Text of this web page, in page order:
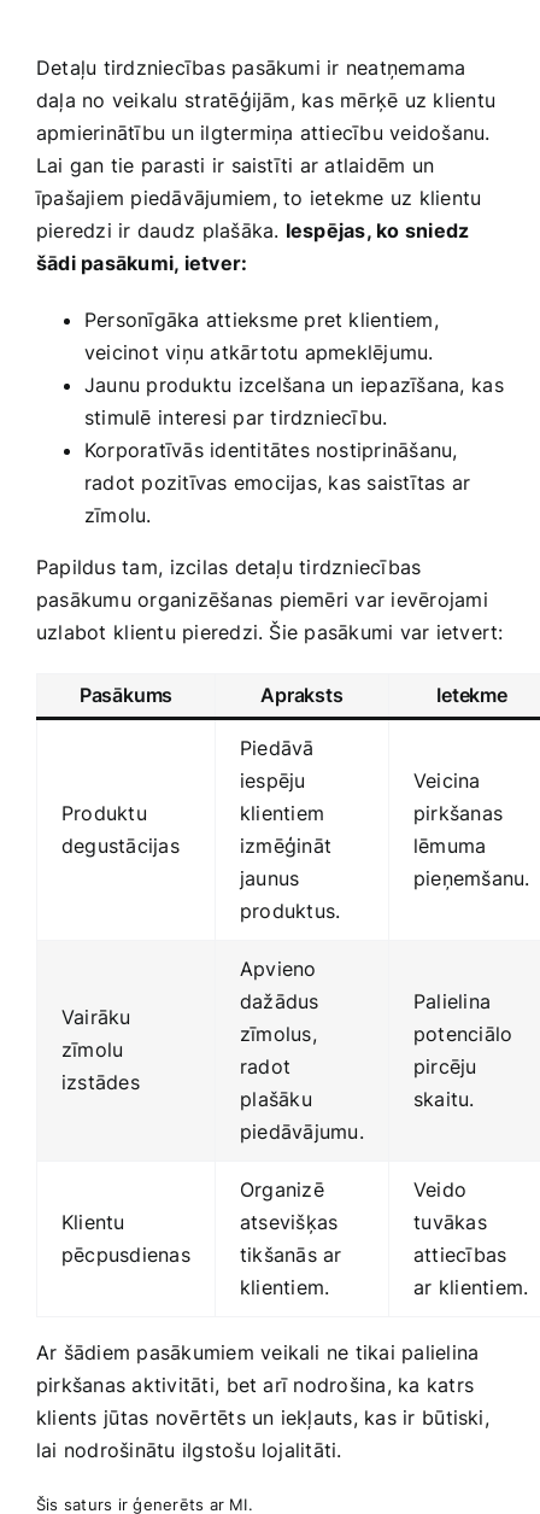
Detaļu tirdzniecības pasākumi‍ ir neatņemama
daļa no veikalu ⁤stratēģijām,‍ kas mērķē ‌uz klientu
apmierinātību un ilgtermiņa attiecību‌ veidošanu.
Lai gan tie​ parasti ir saistīti ar atlaidēm⁤ un
īpašajiem piedāvājumiem,⁤ to ietekme uz klientu⁢
pieredzi ir ‌daudz⁣ plašāka. Iespējas, ko sniedz
šādi pasākumi, ietver:
Personīgāka attieksme pret klientiem,
veicinot viņu atkārtotu apmeklējumu.
Jaunu​ produktu izcelšana⁣ un iepazīšana, ⁤kas
stimulē ⁣interesi par tirdzniecību.
Korporatīvās ‌identitātes nostiprināšanu,
radot pozitīvas emocijas,⁣ kas saistītas ​ar
zīmolu.
Papildus tam, ⁤izcilas ‌detaļu​ tirdzniecības
pasākumu organizēšanas piemēri var ievērojami
uzlabot⁣ klientu pieredzi. Šie pasākumi ​var ietvert:
Pasākums Apraksts Ietekme
Produktu
degustācijas
Piedāvā
iespēju
klientiem
izmēģināt
jaunus
produktus.
Veicina
pirkšanas
lēmuma
pieņemšanu.
Vairāku
zīmolu
izstādes
Apvieno
dažādus
zīmolus,
radot
⁢plašāku
‍piedāvājumu.
Palielina
potenciālo
pircēju
skaitu.
Klientu
pēcpusdienas
Organizē
atsevišķas
tikšanās‍ ar ​
klientiem.
Veido
⁢tuvākas
attiecības
ar ⁣klientiem.
Ar‍ šādiem pasākumiem veikali‍ ne tikai palielina
pirkšanas aktivitāti, ⁢bet arī​ nodrošina, ka katrs
klients ⁤jūtas novērtēts un iekļauts, kas ir⁤ būtiski,​
lai nodrošinātu ilgstošu lojalitāti.
Šis saturs ir ģenerēts ar MI.